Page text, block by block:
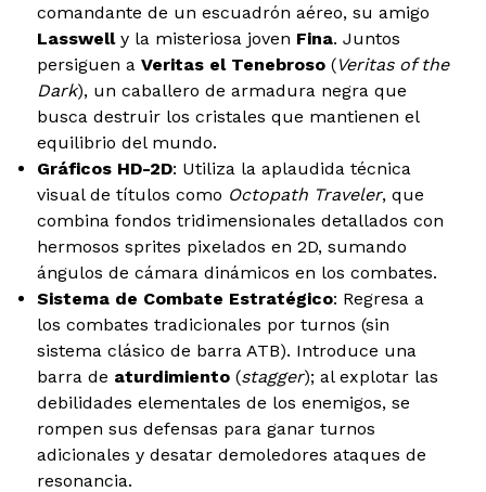
comandante de un escuadrón aéreo, su amigo
Lasswelly la misteriosa joven Fina. Juntos
persiguen a Veritas el Tenebroso(Veritas of the
Dark), un caballero de armadura negra que
busca destruir los cristales que mantienen el
equilibrio del mundo.
Gráficos HD-2D: Utiliza la aplaudida técnica
visual de títulos como Octopath Traveler, que
combina fondos tridimensionales detallados con
hermosos sprites pixelados en 2D, sumando
ángulos de cámara dinámicos en los combates.
Sistema de Combate Estratégico: Regresa a
los combates tradicionales por turnos (sin
sistema clásico de barra ATB). Introduce una
barra de aturdimiento(stagger); al explotar las
debilidades elementales de los enemigos, se
rompen sus defensas para ganar turnos
adicionales y desatar demoledores ataques de
resonancia.